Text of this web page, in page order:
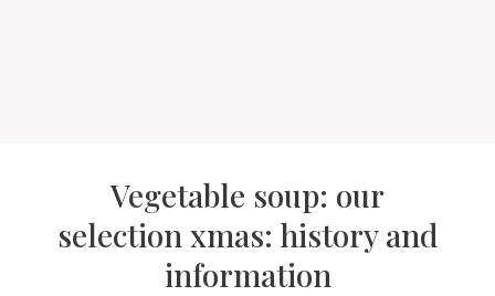
Vegetable soup: our
selection xmas: history and
information